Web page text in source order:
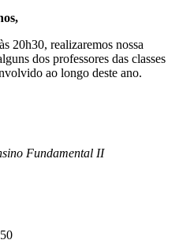
20h30, realizaremos nossa
dos professores das classes
ao longo deste ano.
Fundamental II